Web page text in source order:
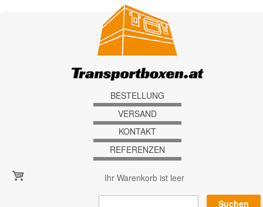
BESTELLUNG
VERSAND
KONTAKT
REFERENZEN
Ihr Warenkorb ist leer